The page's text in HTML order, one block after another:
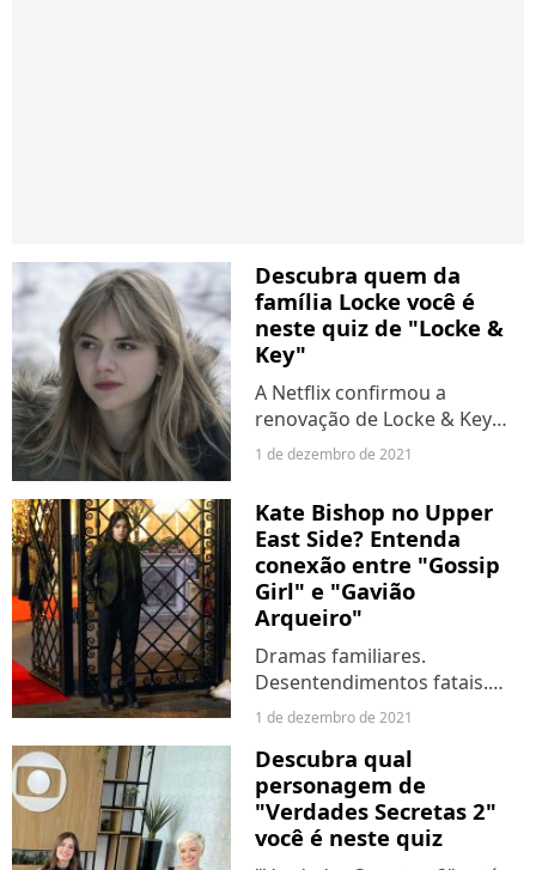
Descubra quem da
família Locke você é
neste quiz de "Locke &
Key"
A Netflix confirmou a
renovação de Locke & Key
para sua 3ª temporada pelas
terceira-feira (30). Para quem
ainda não conhece um pouco
sobre os mistérios...
1 de dezembro de 2021
Kate Bishop no Upper
East Side? Entenda
conexão entre "Gossip
Girl" e "Gavião
Arqueiro"
Dramas familiares.
Desentendimentos fatais.
Cidade de Nova York. Estes
fazem parte tanto do
universo de "Gossip Girl",
quanto de "Gavião Arqueiro",
a nova...
1 de dezembro de 2021
Descubra qual
personagem de
"Verdades Secretas 2"
você é neste quiz